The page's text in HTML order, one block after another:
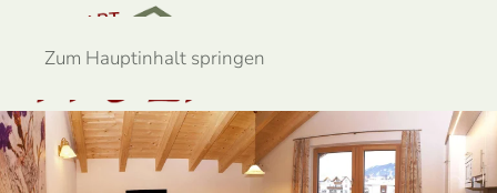
Zum Hauptinhalt springen